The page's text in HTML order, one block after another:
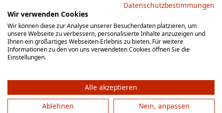
AGB Datenschutz
Impressum
Social Media
© 2012 - 2026 by gesellschaftsspieler-gesucht.de
Datenschutzbestimmungen
Wir verwenden Cookies
Wir können diese zur Analyse unserer Besucherdaten platzieren, um
unsere Webseite zu verbessern, personalisierte Inhalte anzuzeigen und
Ihnen ein großartiges Webseiten-Erlebnis zu bieten. Für weitere
Informationen zu den von uns verwendeten Cookies öffnen Sie die
Einstellungen.
Alle akzeptieren
Ablehnen
Nein, anpassen